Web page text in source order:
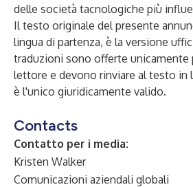
delle società tacnologiche più
Il testo originale del presente
lingua di partenza, è la versione
traduzioni sono offerte unicamente
lettore e devono rinviare al testo in
è l'unico giuridicamente valido.
Contacts
Contatto per i media:
Kristen Walker
Comunicazioni aziendali globali